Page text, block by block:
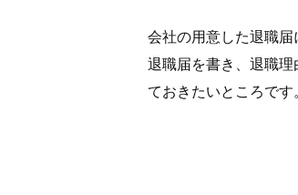
会社の用意した退職
退職届を書き、退職
ておきたいところです。